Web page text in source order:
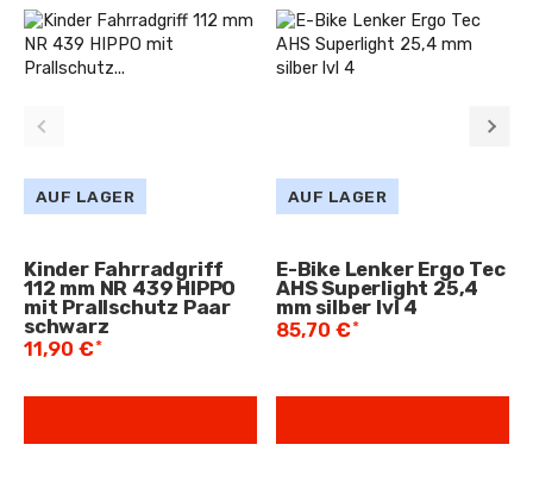
AUF LAGER
Kinder Fahrradgriff
112 mm NR 439 HIPPO
mit Prallschutz Paar
schwarz
11,90 €*
AUF LAGER
E-Bike Lenker Ergo Tec
AHS Superlight 25,4
mm silber lvl 4
85,70 €*